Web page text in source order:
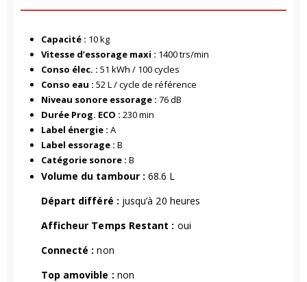
Capacité : 10 kg
Vitesse d’essorage maxi : 1400 trs/min
Conso élec. : 51 kWh / 100 cycles
Conso eau : 52 L / cycle de référence
Niveau sonore essorage : 76 dB
Durée Prog. ECO : 230 min
Label énergie : A
Label essorage : B
Catégorie sonore : B
Volume du tambour : 68.6 L
Départ différé : jusqu’à 20 heures
Afficheur Temps Restant : oui
Connecté : non
Top amovible : non